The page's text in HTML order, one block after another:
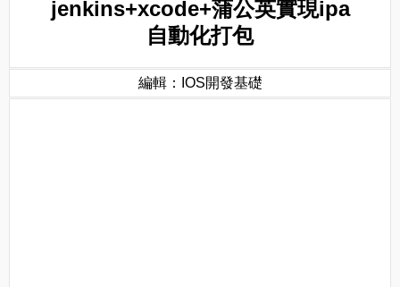
jenkins+xcode+蒲公英實現ipa
自動化打包
編輯：IOS開發基礎